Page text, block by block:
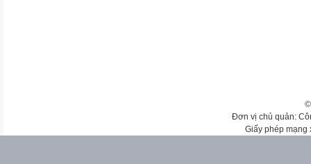
Đơn vị chủ quản:
Giấy phép mạng